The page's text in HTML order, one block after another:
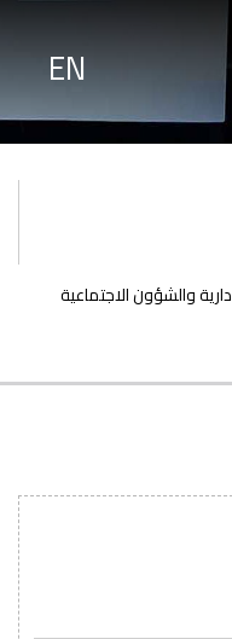
EN
والشؤون الاجتماعية